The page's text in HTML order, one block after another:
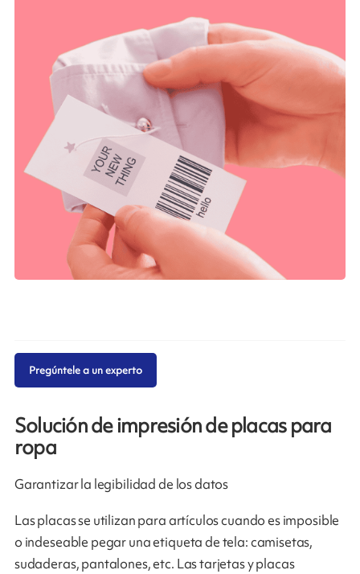
Solución de impresión de placas para
ropa
Garantizar la legibilidad de los datos
Las placas se utilizan para artículos cuando es imposible
o indeseable pegar una etiqueta de tela: camisetas,
sudaderas, pantalones, etc. Las tarjetas y placas
Pregúntele a un experto